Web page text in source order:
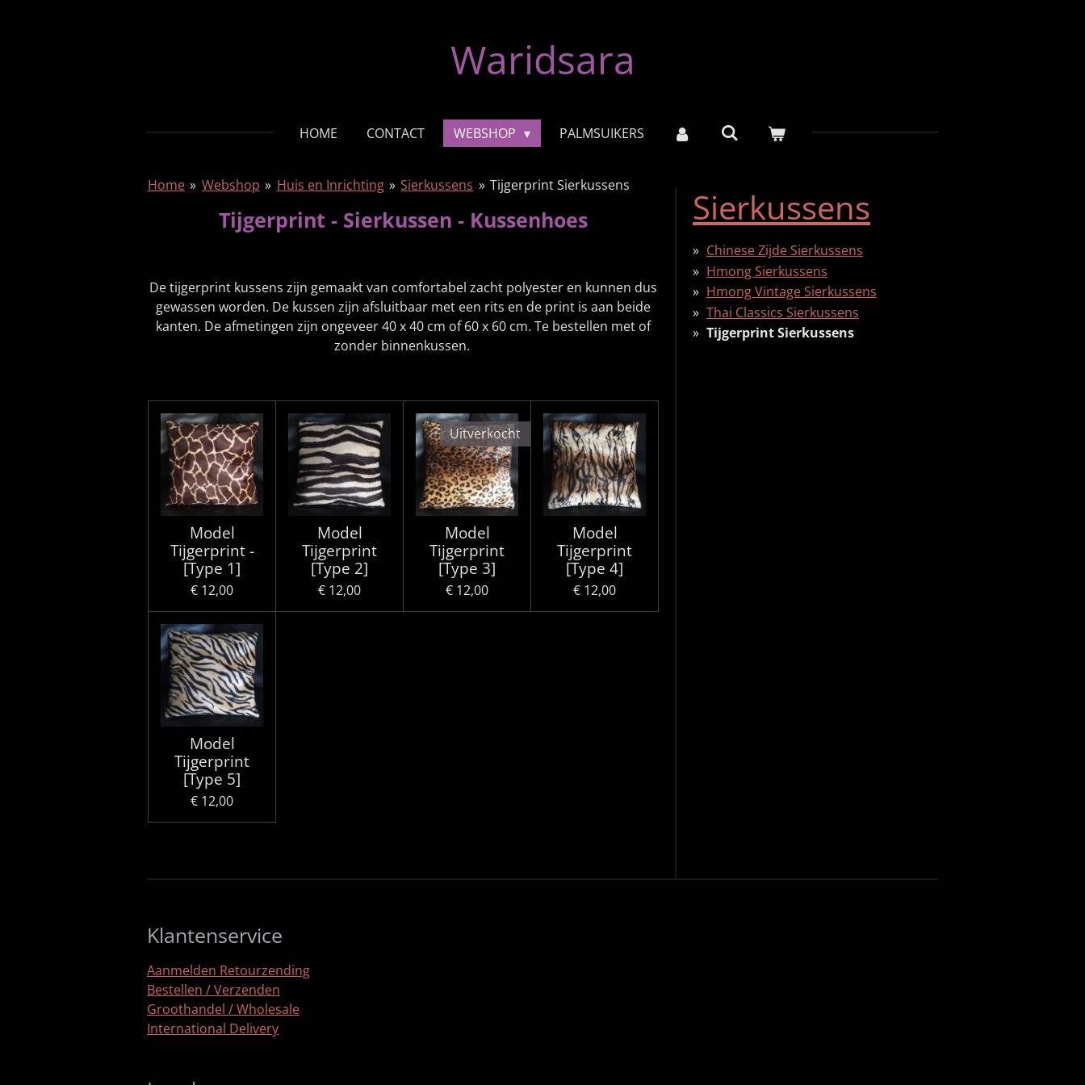
Waridsara
HOME CONTACT WEBSHOP PALMSUIKERS
Home » Webshop » Huis en Inrichting » Sierkussens » Tijgerprint Sierkussens
Tijgerprint - Sierkussen - Kussenhoes
De tijgerprint kussens zijn gemaakt van comfortabel zacht polyester en kunnen dus
gewassen worden. De kussen zijn afsluitbaar met een rits en de print is aan beide
kanten. De afmetingen zijn ongeveer 40 x 40 cm of 60 x 60 cm. Te bestellen met of
zonder binnenkussen.
Model
Tijgerprint -
[Type 1]
€ 12,00
Model
Tijgerprint
[Type 2]
€ 12,00
Uitverkocht
Model
Tijgerprint
[Type 3]
€ 12,00
Model
Tijgerprint
[Type 4]
€ 12,00
Model
Tijgerprint
[Type 5]
€ 12,00
Sierkussens
Chinese Zijde Sierkussens
Hmong Sierkussens
Hmong Vintage Sierkussens
Thai Classics Sierkussens
Tijgerprint Sierkussens
Klantenservice
Aanmelden Retourzending
Bestellen / Verzenden
Groothandel / Wholesale
International Delivery